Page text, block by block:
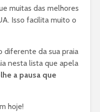
muitas das melhores
Isso facilita muito o
diferente da sua praia
nesta lista que apela
a pausa que
hoje!